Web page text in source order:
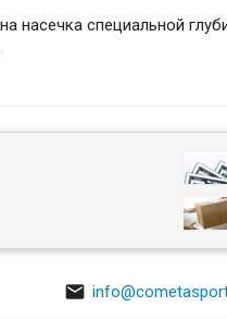
насечка специальной
